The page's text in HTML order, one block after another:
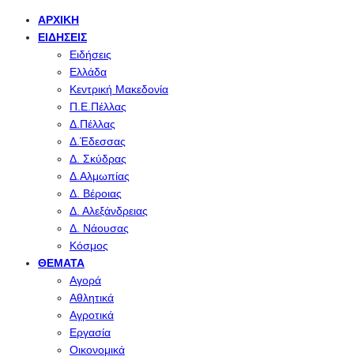
ΑΡΧΙΚΉ
ΕΙΔΉΣΕΙΣ
Ειδήσεις
Ελλάδα
Κεντρική Μακεδονία
Π.Ε.Πέλλας
Δ.Πέλλας
Δ.Έδεσσας
Δ. Σκύδρας
Δ.Αλμωπίας
Δ. Βέροιας
Δ. Αλεξάνδρειας
Δ. Νάουσας
Κόσμος
ΘΈΜΑΤΑ
Αγορά
Αθλητικά
Αγροτικά
Εργασία
Οικονομικά